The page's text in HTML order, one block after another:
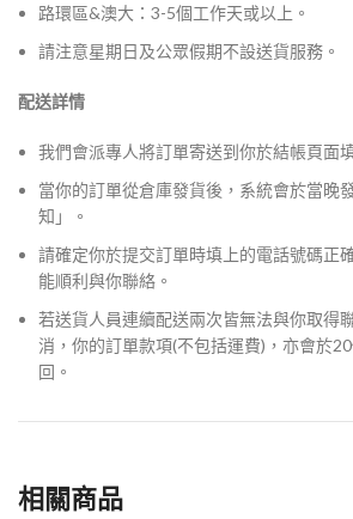
路環區&澳大：3-5個工作天或以上。
請注意星期日及公眾假期不設送貨服務。
配送詳情
我們會派專人將訂單寄送到你於結帳頁面
當你的訂單從倉庫發貨後，系統會於當晚
知」。
請確定你於提交訂單時填上的電話號碼正
能順利與你聯絡。
若送貨人員連續配送兩次皆無法與你取得
消，你的訂單款項(不包括運費)，亦會於
回。
相關商品